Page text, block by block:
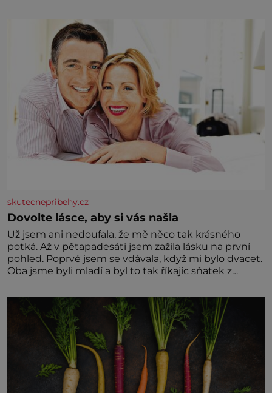
skutecnepribehy.cz
Dovolte lásce, aby si vás našla
Už jsem ani nedoufala, že mě něco tak krásného
potká. Až v pětapadesáti jsem zažila lásku na první
pohled. Poprvé jsem se vdávala, když mi bylo dvacet.
Oba jsme byli mladí a byl to tak říkajíc sňatek z
zaopatřený mladý muž. Manželství nám oběma moc
nesvědčilo, brzy jsme zjistili, že